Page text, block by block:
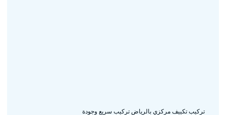
تركيب تكييف مركزي بالرياض تركيب سريع وجودة